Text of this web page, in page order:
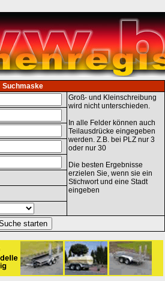
Suchmaske
Groß- und Kleinschreibung
wird nicht unterschieden.
In alle Felder können auch
Teilausdrücke eingegeben
werden. Z.B. bei PLZ nur 3
oder nur 30
Die besten Ergebnisse
erzielen Sie, wenn sie ein
Stichwort und eine Stadt
eingeben